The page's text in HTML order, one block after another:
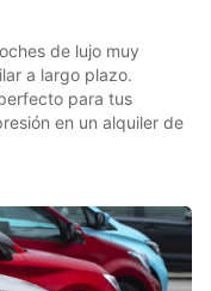
de lujo muy
a largo plazo.
para tus
en un alquiler de